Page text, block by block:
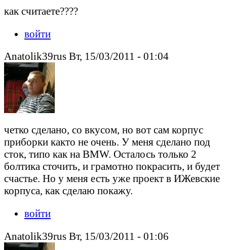
как считаете????
войти
Anatolik39rus Вт, 15/03/2011 - 01:04
четко сделано, со вкусом, но вот сам корпус
приборки както не очень. У меня сделано под
сток, типо как на BMW. Осталось только 2
болтика сточить, и грамотно покрасить, и будет
счастье. Но у меня есть уже проект в ИЖевские
корпуса, как сделаю покажу.
войти
Anatolik39rus Вт, 15/03/2011 - 01:06